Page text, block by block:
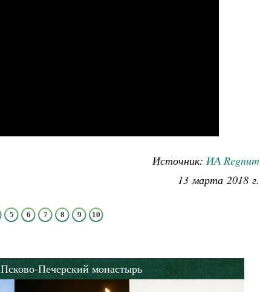
Источник: ИА Regnum
13 марта 2018 г.
5 6 7 8 9 10
Псково-Печерский монастырь